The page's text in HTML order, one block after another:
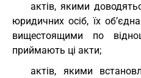
актів, якими
юридичних осіб, їх
вищестоящими по
приймають ці акти;
актів, якими